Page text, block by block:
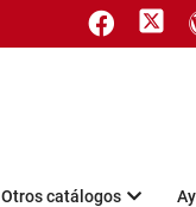
faceBook
Otros catálogos